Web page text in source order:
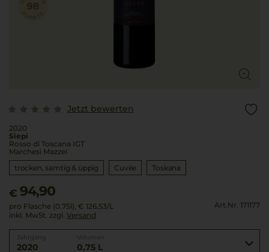
Jetzt bewerten
2020
Siepi
Rosso di Toscana IGT
Marchesi Mazzei
trocken, samtig & üppig
Cuvée Toskana
€ 94,90
pro Flasche (0.75l), € 126,53/L
inkl. MwSt. zzgl. Versand
Art.Nr. 171177
2020 0,75 L